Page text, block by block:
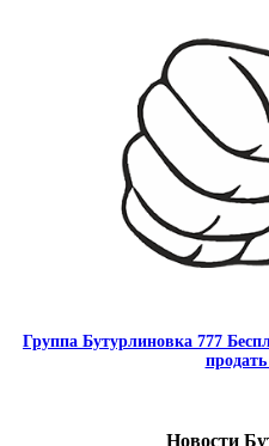
Группа Бутурлиновка 777
Новости